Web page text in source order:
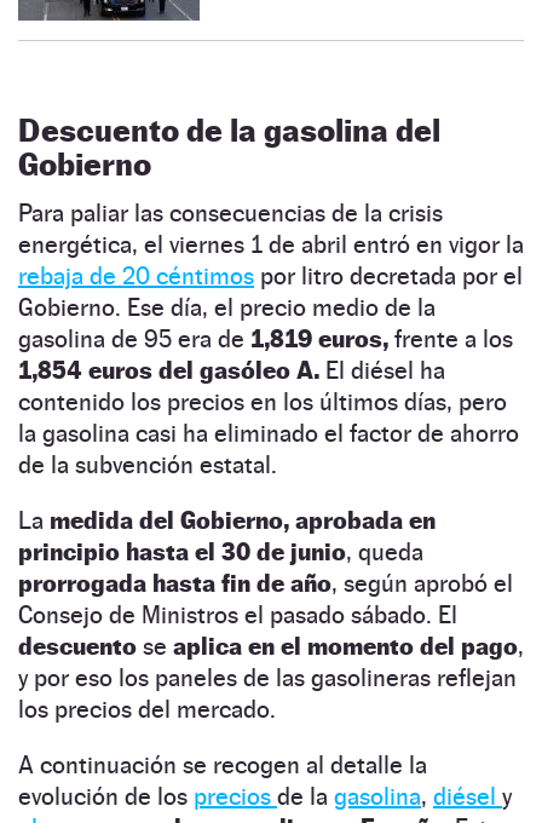
Descuento de la gasolina del
Gobierno
Para paliar las consecuencias de la crisis
energética, el viernes 1 de abril entró en vigor la
rebaja de 20 céntimos por litro decretada por el
Gobierno. Ese día, el precio medio de la
gasolina de 95 era de 1,819 euros, frente a los
1,854 euros del gasóleo A. El diésel ha
contenido los precios en los últimos días, pero
la gasolina casi ha eliminado el factor de ahorro
de la subvención estatal.
La medida del Gobierno, aprobada en
principio hasta el 30 de junio, queda
prorrogada hasta fin de año, según aprobó el
Consejo de Ministros el pasado sábado. El
descuento se aplica en el momento del pago,
y por eso los paneles de las gasolineras reflejan
los precios del mercado.
A continuación se recogen al detalle la
evolución de los precios de la gasolina, diésel y